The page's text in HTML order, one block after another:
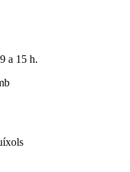
45-47
de 9 a 15 h.